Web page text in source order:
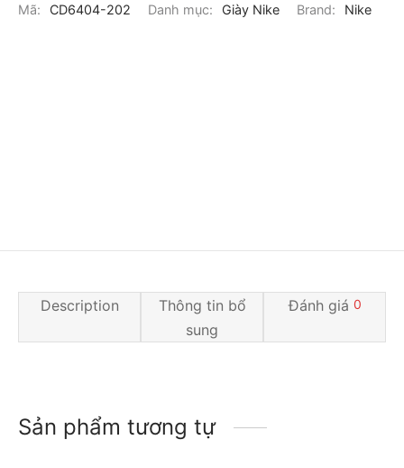
Mã: CD6404-202 Danh mục: Giày Nike Brand: Nike
Description
Thông tin bổ
sung
Đánh giá 0
Sản phẩm tương tự